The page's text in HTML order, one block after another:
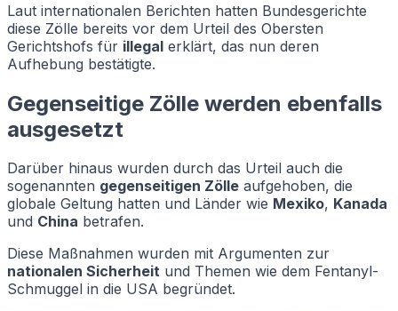
Laut internationalen Berichten hatten Bundesgerichte
diese Zölle bereits vor dem Urteil des Obersten
Gerichtshofs für illegal erklärt, das nun deren
Aufhebung bestätigte.
Gegenseitige Zölle werden ebenfalls
ausgesetzt
Darüber hinaus wurden durch das Urteil auch die
sogenannten gegenseitigen Zölle aufgehoben, die
globale Geltung hatten und Länder wie Mexiko, Kanada
und China betrafen.
Diese Maßnahmen wurden mit Argumenten zur
nationalen Sicherheit und Themen wie dem Fentanyl-
Schmuggel in die USA begründet.